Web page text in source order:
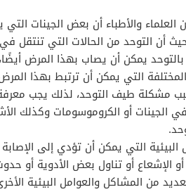
والأطباء أن بعض الجينات التي
أن التوحد من الحالات التي تنتقل في
يمكن أن يصاب بهذا المرض
التي يمكن أن ترتبط بهذا
مشكلة طيف التوحد، لذلك يجب
الجينات أو الكروموسومات وكذلك
التي يمكن أن تؤدي إلى الإصابة
الإشعاع أو تناول بعض الأدوية أو
من المشاكل والعوامل البيئية